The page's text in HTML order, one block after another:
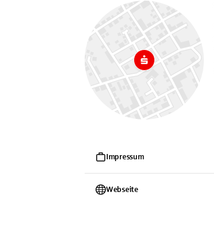
Impressum
Webseite